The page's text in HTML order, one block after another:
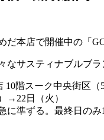
だ本店で開催中の「
なサスティナブルブ
10階スーク中央街区（
→22日（火）
準ずる。最終日のみ